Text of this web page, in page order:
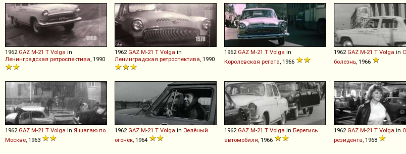
1962 GAZ M-21 T Volga in
Ленинградская ретроспектива , 1990
1962 GAZ M-21 T Volga in
Ленинградская ретроспектива , 1990
1962 GAZ M-21 T Volga in
Королевская регата , 1966
1962 GAZ M-21 T Volga in
болезнь , 1966
1962 GAZ M-21 T Volga in Я шагаю по
Москве , 1963
1962 GAZ M-21 T Volga in Зелёный
огонёк , 1964
1962 GAZ M-21 T Volga in Берегись
автомобиля , 1966
1962 GAZ M-21 T Volga in
резидента , 1968